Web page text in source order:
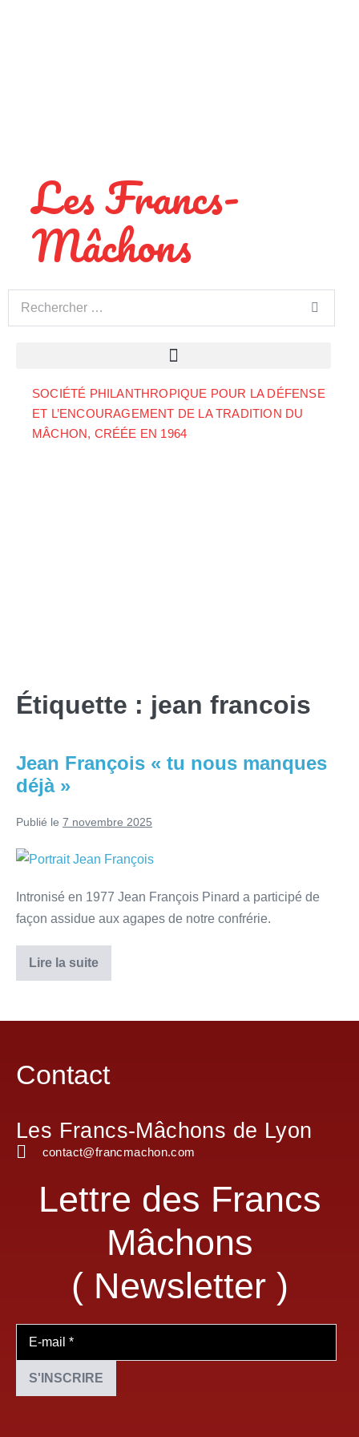
Les Francs-
Mâchons
SOCIÉTÉ PHILANTHROPIQUE POUR LA DÉFENSE
ET L’ENCOURAGEMENT DE LA TRADITION DU
MÂCHON, CRÉÉE EN 1964
Étiquette : jean francois
Jean François « tu nous manques
déjà »
Publié le 7 novembre 2025
Intronisé en 1977 Jean François Pinard a participé de
façon assidue aux agapes de notre confrérie.
Lire la suite
Contact
Les Francs-Mâchons de Lyon
contact@francmachon.com
Lettre des Francs
Mâchons
( Newsletter )